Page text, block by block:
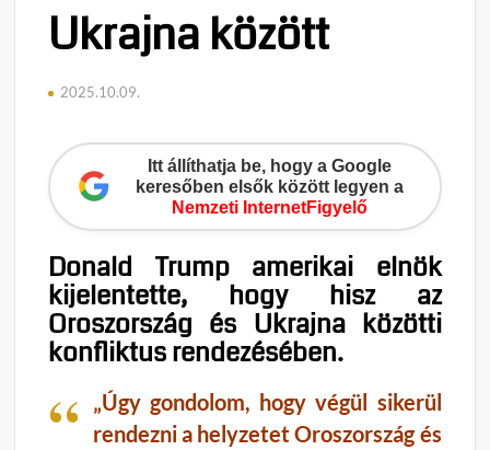
Ukrajna között
2025.10.09.
Itt állíthatja be, hogy a Google
keresőben elsők között legyen a
Nemzeti InternetFigyelő
Donald Trump amerikai elnök
kijelentette, hogy hisz az
Oroszország és Ukrajna közötti
konfliktus rendezésében.
„Úgy gondolom, hogy végül sikerül
rendezni a helyzetet Oroszország és